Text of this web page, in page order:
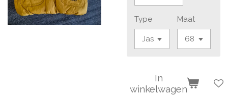
Type Maat
In
winkelwagen